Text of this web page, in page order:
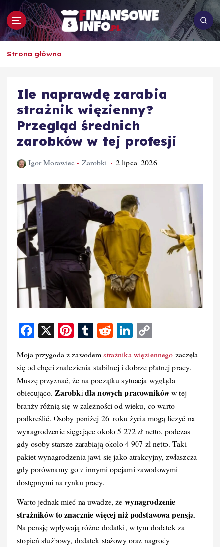
p
To i owo o rachunkowości, pracy, biznesie i
Strona główna
Ile naprawdę zarabia
strażnik więzienny?
Przegląd średnich
zarobków w tej profesji
Igor Morawiec Zarobki 2 lipca, 2026
F
c
e
b
o
o
k
X
Pi
er
e
st
T
m
bl
r
R
d
di
t
Li
k
e
d
I
n
p
y
Li
n
k
Moja przygoda z zawodemstrażnika więziennego zaczęła
się od chęci znalezienia stabilnej i dobrze płatnej pracy.
Muszę przyznać, że na początku sytuacja wygląda
obiecująco. Zarobki dla nowych pracownikóww tej
branży różnią się w zależności od wieku, co warto
podkreślić. Osoby poniżej 26. roku życia mogą liczyć na
wynagrodzenie sięgające około 5 272 zł netto, podczas
gdy osoby starsze zarabiają około 4 907 zł netto. Taki
pakiet wynagrodzenia jawi się jako atrakcyjny, zwłaszcza
gdy porównamy go z innymi opcjami zawodowymi
dostępnymi na rynku pracy.
Warto jednak mieć na uwadze, że wynagrodzenie
strażników to znacznie więcej niż podstawowa pensja.
Na pensję wpływają różne dodatki, w tym dodatek za
stopień służbowy, dodatek stażowy oraz nagrody